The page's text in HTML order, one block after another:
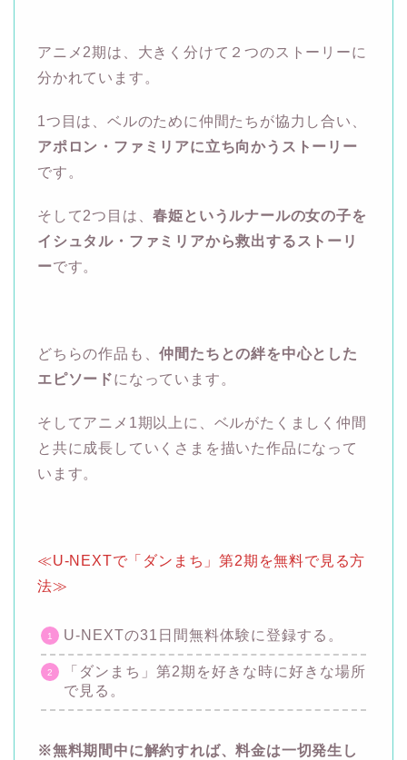
アニメ2期は、大きく分けて２つのストーリーに
分かれています。
1つ目は、ベルのために仲間たちが協力し合い、
アポロン・ファミリアに立ち向かうストーリー
です。
そして2つ目は、春姫というルナールの女の子を
イシュタル・ファミリアから救出するストーリ
ーです。
どちらの作品も、仲間たちとの絆を中心とした
エピソードになっています。
そしてアニメ1期以上に、ベルがたくましく仲間
と共に成長していくさまを描いた作品になって
います。
≪U-NEXTで「ダンまち」第2期を無料で見る方
法≫
U-NEXTの31日間無料体験に登録する。
「ダンまち」第2期を好きな時に好きな場所
で見る。
※無料期間中に解約すれば、料金は一切発生し